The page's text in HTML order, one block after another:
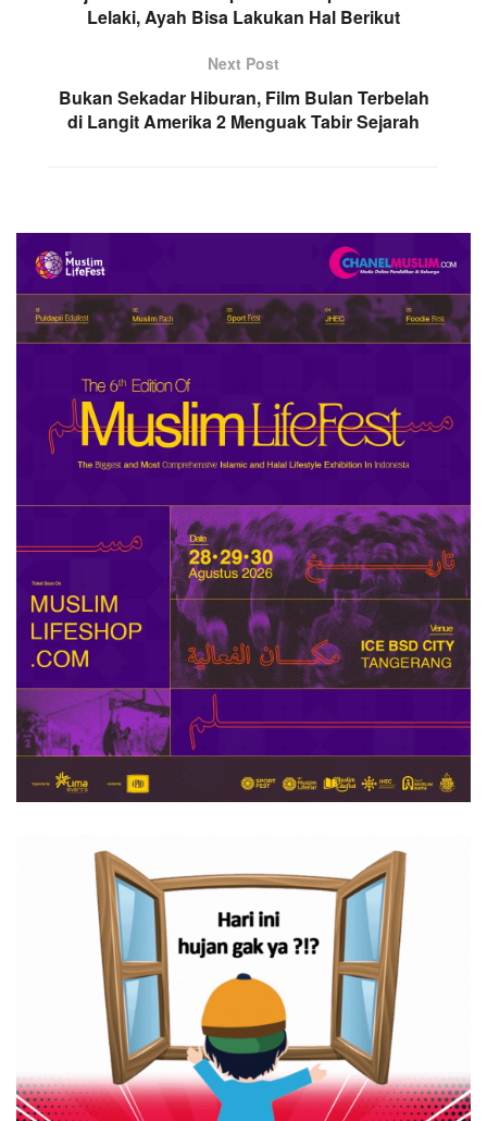
Lelaki, Ayah Bisa Lakukan Hal Berikut
Next Post
Bukan Sekadar Hiburan, Film Bulan Terbelah
di Langit Amerika 2 Menguak Tabir Sejarah